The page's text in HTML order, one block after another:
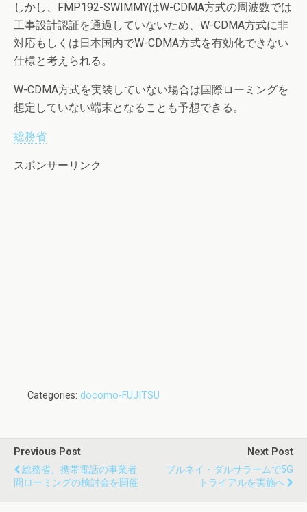
しかし、FMP192-SWIMMYはW-CDMA方式の周波数では
工事設計認証を通過していないため、W-CDMA方式に非
対応もしくは日本国内でW-CDMA方式を有効化できない
仕様と考えられる。
W-CDMA方式を実装していない場合は国際ローミングを
想定していない端末となることも予想できる。
総務省
スポンサーリンク
Categories: docomo-FUJITSU
Previous Post
総務省、携帯電話の事業者
間ローミングの検討会を開催
Next Post
ブルネイ・ダルサラームで5G
トライアルを実施へ